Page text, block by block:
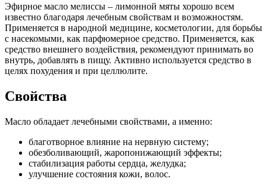
Эфирное масло мелиссы – лимонной мяты хорошо всем
известно благодаря лечебным свойствам и возможностям.
Применяется в народной медицине, косметологии, для борьбы
с насекомыми, как парфюмерное средство. Применяется, как
средство внешнего воздействия, рекомендуют принимать во
внутрь, добавлять в пищу. Активно используется средство в
целях похудения и при целлюлите.
Свойства
Масло обладает лечебными свойствами, а именно:
благотворное влияние на нервную систему;
обезболивающий, жаропонижающий эффекты;
стабилизация работы сердца, желудка;
улучшение состояния кожи, волос.